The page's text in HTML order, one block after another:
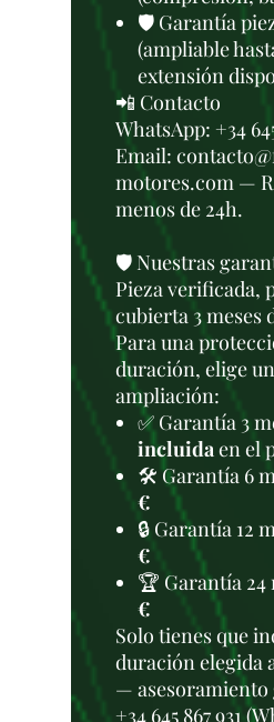
🛡️ Garantía
(ampliable
extensión
📲 Contacto
WhatsApp: +34
Email:
motores.com —
menos de 24h.
🛡️ Nuestras
Pieza verificada,
cubierta 3 meses
Para una
duración, elige
ampliación:
✅ Garantía 3
incluidaen el
🛠️ Garantía 6
€
🔒 Garantía 12
€
🏆 Garantía 24
€
Solo tienes que
duración elegida
—
+34 645 867 931